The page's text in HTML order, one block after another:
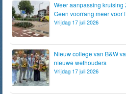
Weer aanpassing
Geen voorrang meer voor
Vrijdag 17 juli 2026
Nieuw college van B&W
nieuwe wethouders
Vrijdag 17 juli 2026